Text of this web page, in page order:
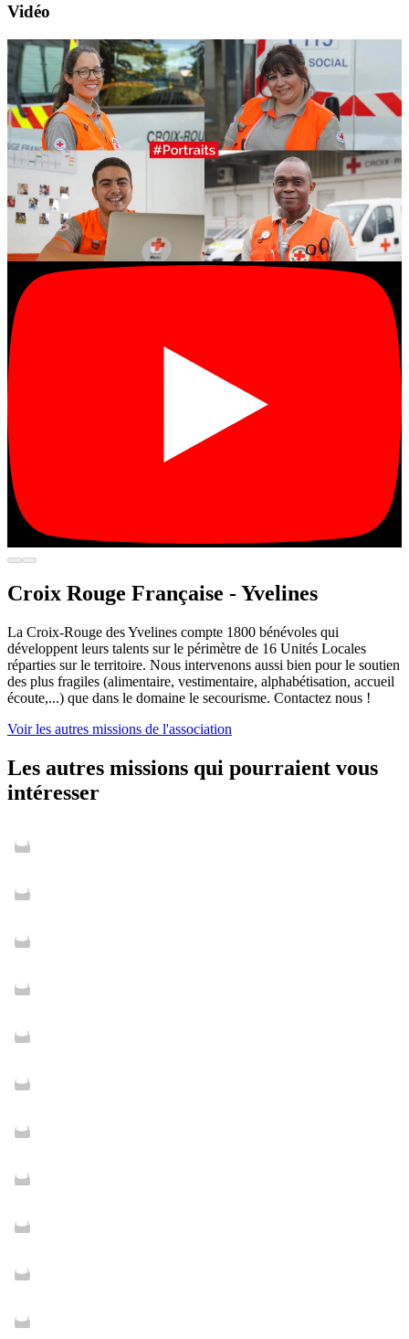
Vidéo
Croix Rouge Française - Yvelines
La Croix-Rouge des Yvelines compte 1800 bénévoles qui
développent leurs talents sur le périmètre de 16 Unités Locales
réparties sur le territoire. Nous intervenons aussi bien pour le soutien
des plus fragiles (alimentaire, vestimentaire, alphabétisation, accueil
écoute,...) que dans le domaine le secourisme. Contactez nous !
Voir les autres missions de l'association
Les autres missions qui pourraient vous
intéresser